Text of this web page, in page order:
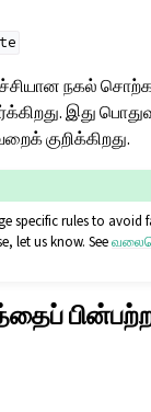
நகல்
இது
குறிக்கிறது.
specific rules to avoid
let us know. See